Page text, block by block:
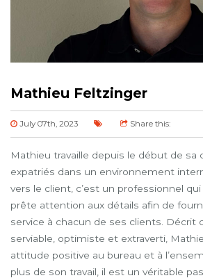
Mathieu Feltzinger
July 07th, 2023 Share this:
Mathieu travaille depuis le début de sa
expatriés dans un environnement
vers le client, c’est un professionnel
prête attention aux détails afin de
service à chacun de ses clients. Décrit
serviable, optimiste et extraverti,
attitude positive au bureau et à
plus de son travail, il est un véritable